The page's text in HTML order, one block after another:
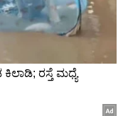
ಈ ಚಿತ್ರ
ಅತೀದೊಡ್ಡ
ಚಿತ್ರದ ಮೊದಲ
ಎರಡನೇ ಭಾಗ